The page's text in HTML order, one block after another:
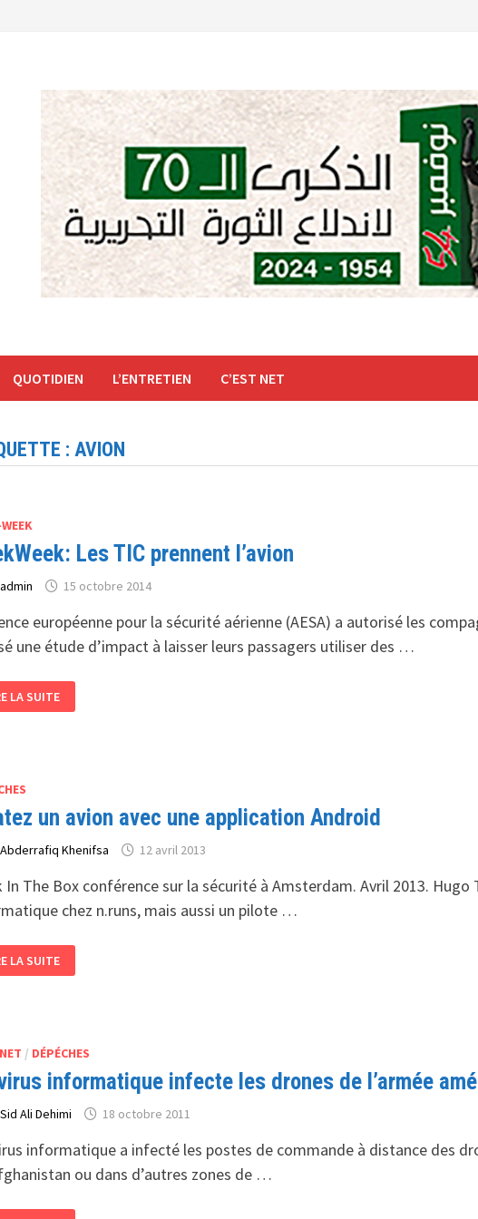
QUOTIDIEN L’ENTRETIEN C’EST NET
:AVION
Les TIC prennent l’avion
admin 15 octobre 2014
européenne pour la sécurité aérienne (AESA) a autorisé les
une étude d’impact à laisser leurs passagers utiliser des …
LA SUITE
un avion avec une application Android
Abderrafiq Khenifsa 12 avril 2013
In The Box conférence sur la sécurité à Amsterdam. Avril 2013.
chez n.runs, mais aussi un pilote …
LA SUITE
/ DÉPÉCHES
informatique infecte les drones de l’armée
Sid Ali Dehimi 18 octobre 2011
informatique a infecté les postes de commande à distance des
ou dans d’autres zones de …